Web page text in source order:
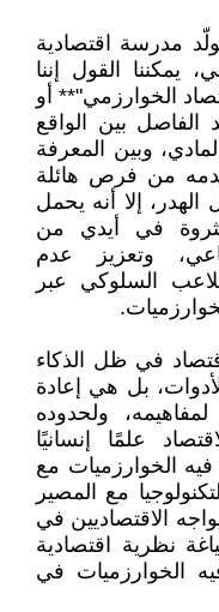
مدرسة اقتصادية
يمكننا القول إننا
الخوارزمي"** أو
الفاصل بين الواقع
وبين المعرفة
من فرص هائلة
الهدر، إلا أنه يحمل
في أيدي من
وتعزيز عدم
السلوكي عبر
في ظل الذكاء
بل هي إعادة
ولحدوده
علمًا إنسانيًا
الخوارزميات مع
مع المصير
الاقتصاديين في
نظرية اقتصادية
الخوارزميات في